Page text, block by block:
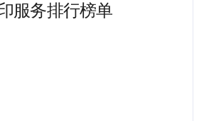
服务排行榜单